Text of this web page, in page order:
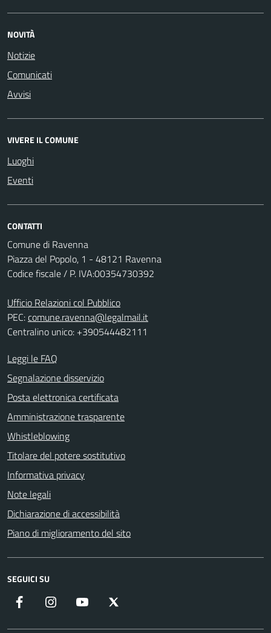
NOVITÀ
Notizie
Comunicati
Avvisi
VIVERE IL COMUNE
Luoghi
Eventi
CONTATTI
Comune di Ravenna
Piazza del Popolo, 1 - 48121 Ravenna
Codice fiscale / P. IVA:00354730392
Ufficio Relazioni col Pubblico
PEC:comune.ravenna@legalmail.it
Centralino unico: +390544482111
Leggi le FAQ
Segnalazione disservizio
Posta elettronica certificata
Amministrazione trasparente
Whistleblowing
Titolare del potere sostitutivo
Informativa privacy
Note legali
Dichiarazione di accessibilità
Piano di miglioramento del sito
SEGUICI SU
Facebook Instagram YouTube